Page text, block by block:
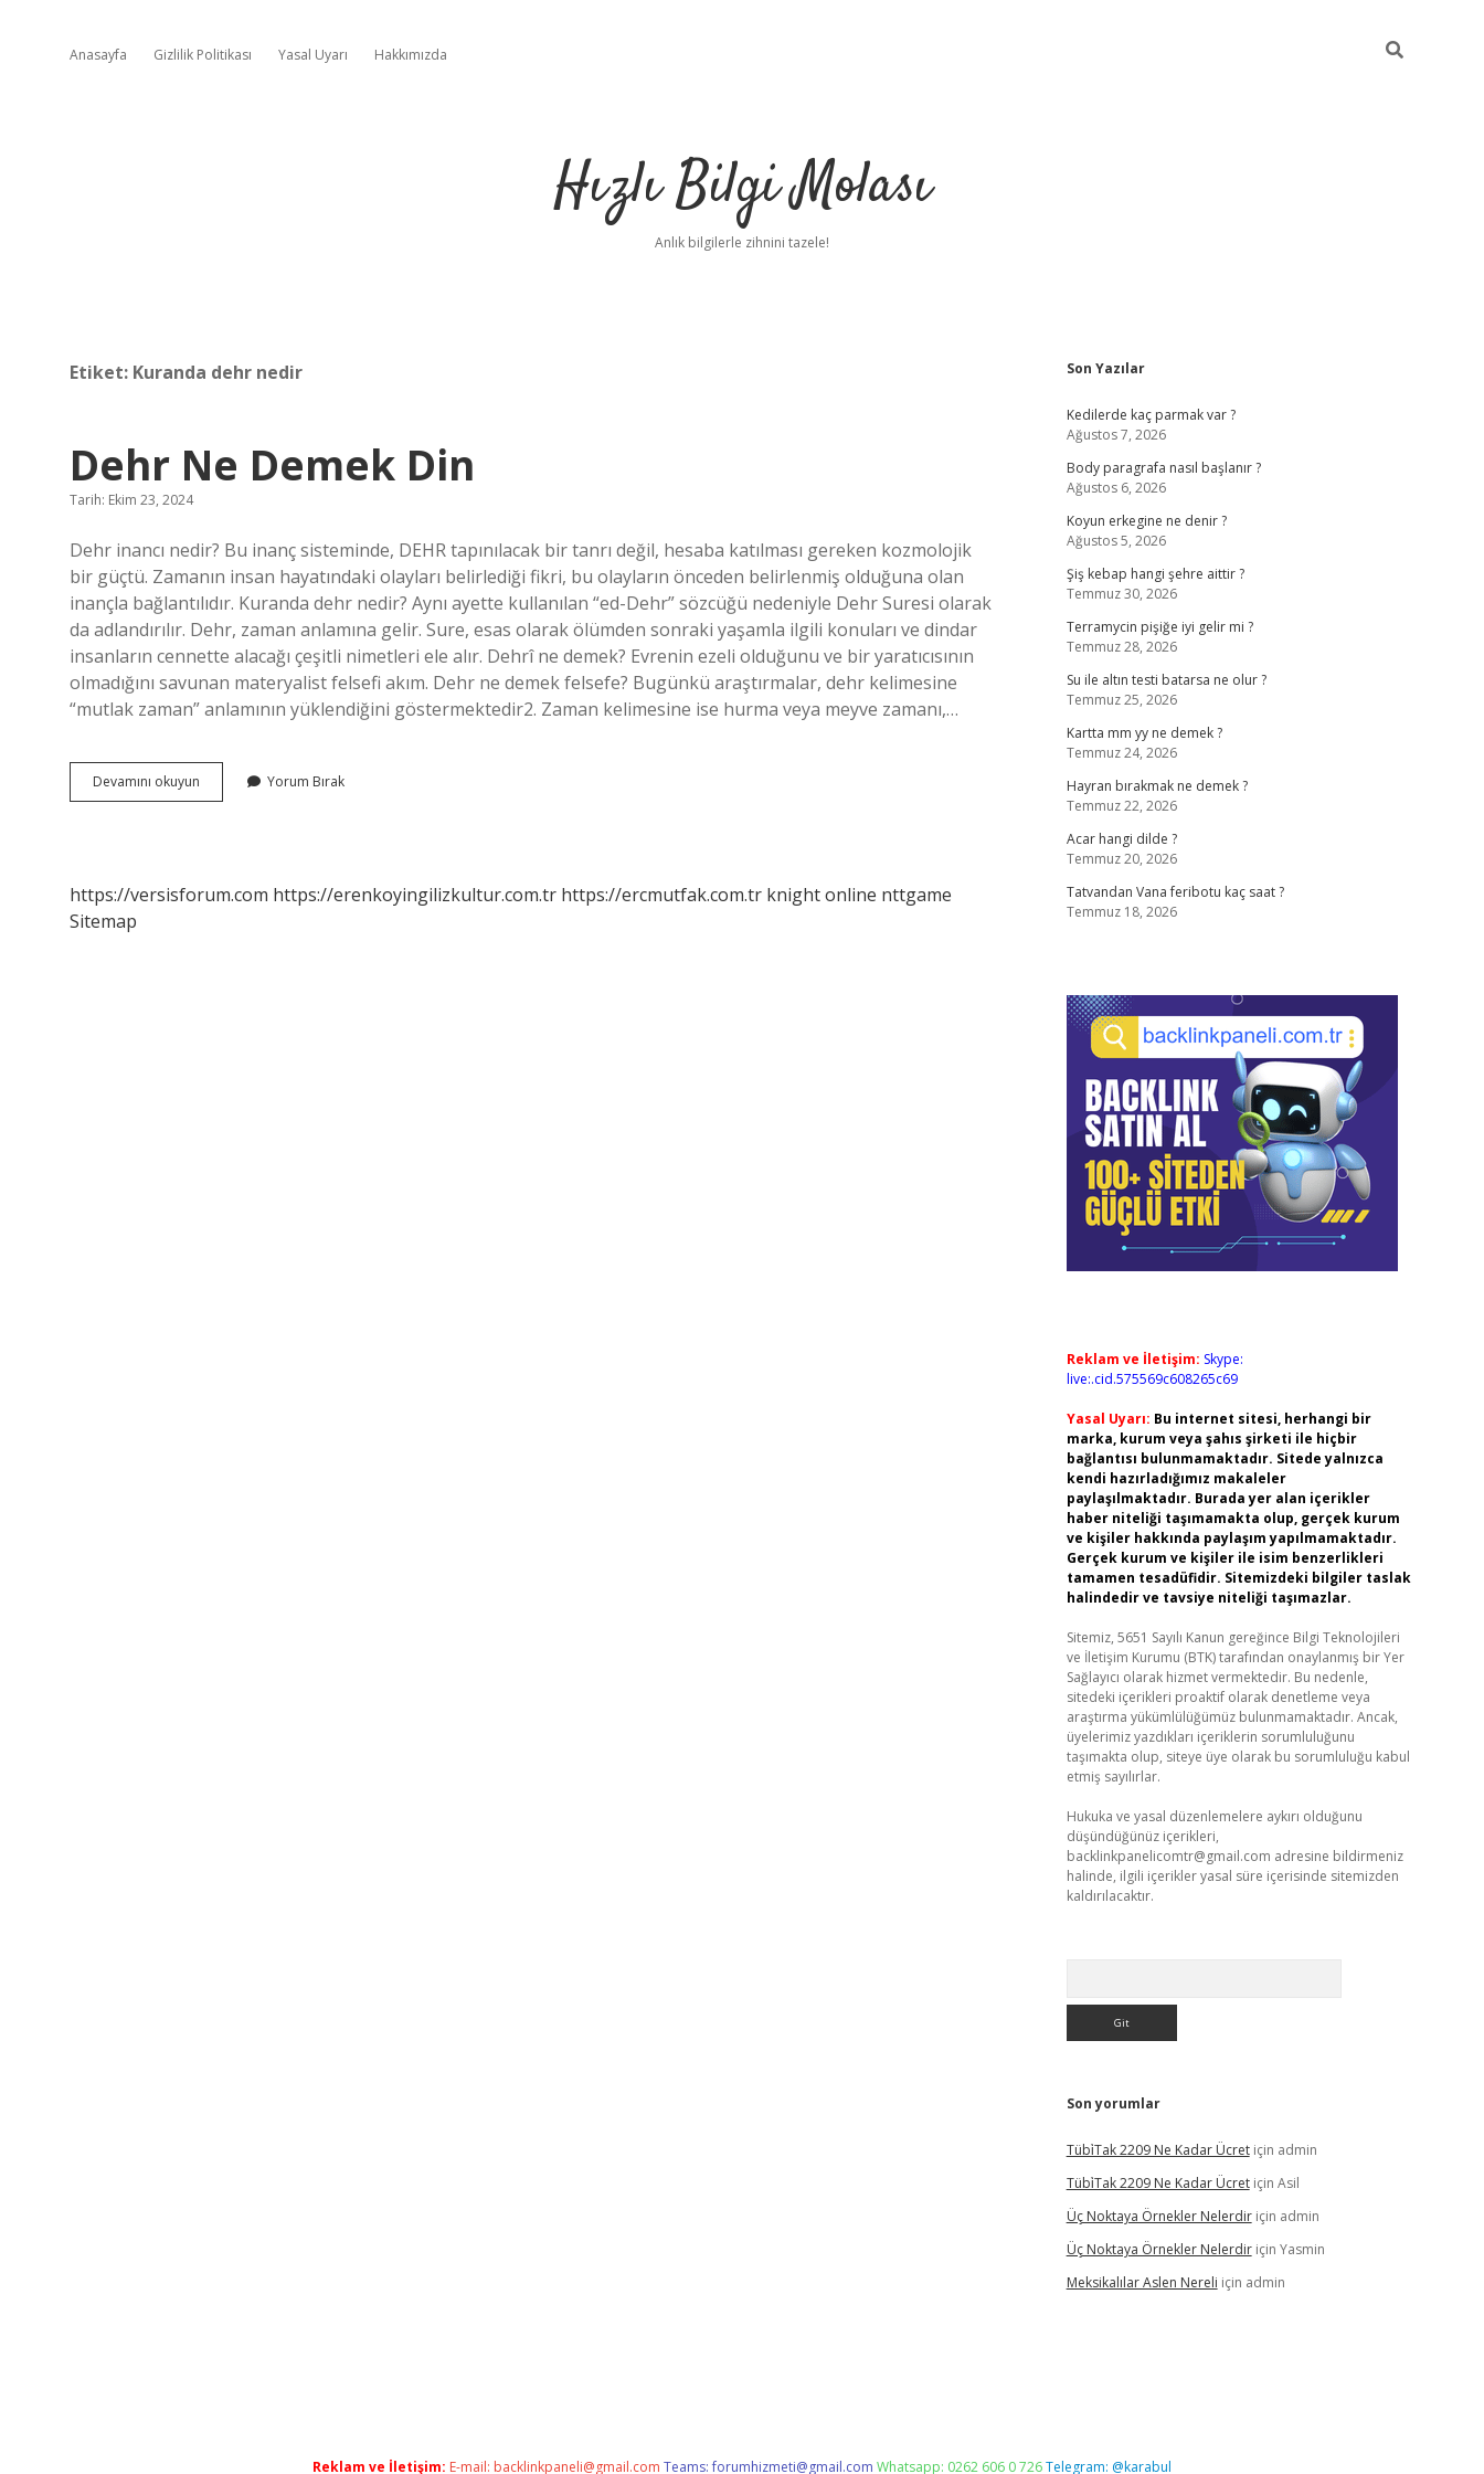
Anasayfa Gizlilik Politikası Yasal Uyarı Hakkımızda
Hızlı Bilgi Molası
Anlık bilgilerle zihnini tazele!
Etiket: Kuranda dehr nedir
Dehr Ne Demek Din
Tarih: Ekim 23, 2024
Dehr inancı nedir? Bu inanç sisteminde, DEHR tapınılacak bir tanrı değil, hesaba katılması gereken kozmolojik
bir güçtü. Zamanın insan hayatındaki olayları belirlediği fikri, bu olayların önceden belirlenmiş olduğuna olan
inançla bağlantılıdır. Kuranda dehr nedir? Aynı ayette kullanılan “ed-Dehr” sözcüğü nedeniyle Dehr Suresi olarak
da adlandırılır. Dehr, zaman anlamına gelir. Sure, esas olarak ölümden sonraki yaşamla ilgili konuları ve dindar
insanların cennette alacağı çeşitli nimetleri ele alır. Dehrî ne demek? Evrenin ezeli olduğunu ve bir yaratıcısının
olmadığını savunan materyalist felsefi akım. Dehr ne demek felsefe? Bugünkü araştırmalar, dehr kelimesine
“mutlak zaman” anlamının yüklendiğini göstermektedir2. Zaman kelimesine ise hurma veya meyve zamanı,…
Devamını okuyun
Ne
Yorum Bırak
https://versisforum.com https://erenkoyingilizkultur.com.tr https://ercmutfak.com.tr knight online nttgame
Sitemap
Sidebar
Son Yazılar
Kedilerde kaç parmak var ?
Ağustos 7, 2026
Body paragrafa nasıl başlanır ?
Ağustos 6, 2026
Koyun erkegine ne denir ?
Ağustos 5, 2026
Şiş kebap hangi şehre aittir ?
Temmuz 30, 2026
Terramycin pişiğe iyi gelir mi ?
Temmuz 28, 2026
Su ile altın testi batarsa ne olur ?
Temmuz 25, 2026
Kartta mm yy ne demek ?
Temmuz 24, 2026
Hayran bırakmak ne demek ?
Temmuz 22, 2026
Acar hangi dilde ?
Temmuz 20, 2026
Tatvandan Vana feribotu kaç saat ?
Temmuz 18, 2026
Reklam ve İletişim: Skype:
live:.cid.575569c608265c69
Yasal Uyarı: Bu internet sitesi, herhangi bir
marka, kurum veya şahıs şirketi ile hiçbir
bağlantısı bulunmamaktadır. Sitede yalnızca
kendi hazırladığımız makaleler
paylaşılmaktadır. Burada yer alan içerikler
haber niteliği taşımamakta olup, gerçek kurum
ve kişiler hakkında paylaşım yapılmamaktadır.
Gerçek kurum ve kişiler ile isim benzerlikleri
tamamen tesadüfidir. Sitemizdeki bilgiler taslak
halindedir ve tavsiye niteliği taşımazlar.
Sitemiz, 5651 Sayılı Kanun gereğince Bilgi Teknolojileri
ve İletişim Kurumu (BTK) tarafından onaylanmış bir Yer
Sağlayıcı olarak hizmet vermektedir. Bu nedenle,
sitedeki içerikleri proaktif olarak denetleme veya
araştırma yükümlülüğümüz bulunmamaktadır. Ancak,
üyelerimiz yazdıkları içeriklerin sorumluluğunu
taşımakta olup, siteye üye olarak bu sorumluluğu kabul
etmiş sayılırlar.
Hukuka ve yasal düzenlemelere aykırı olduğunu
düşündüğünüz içerikleri,
backlinkpanelicomtr@gmail.com adresine bildirmeniz
halinde, ilgili içerikler yasal süre içerisinde sitemizden
kaldırılacaktır.
Son yorumlar
Tübi̇Tak 2209 Ne Kadar Ücretiçin admin
Tübi̇Tak 2209 Ne Kadar Ücretiçin Asil
Üç Noktaya Örnekler Nelerdiriçin admin
Üç Noktaya Örnekler Nelerdiriçin Yasmin
Meksikalılar Aslen Nereli için admin
Reklam ve İletişim: E-mail: backlinkpaneli@gmail.com Teams:forumhizmeti@gmail.com Whatsapp: 0262 606 0 726Telegram: @karabul